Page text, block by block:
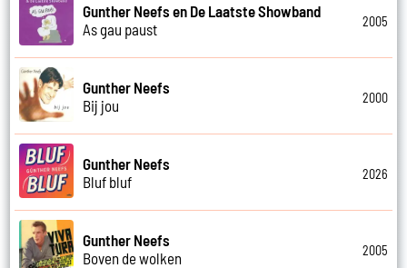
Gunther Neefs en De Laatste Showband
As gau paust
2005
Gunther Neefs
Bij jou
2000
Gunther Neefs
Bluf bluf
2026
Gunther Neefs
Boven de wolken
2005